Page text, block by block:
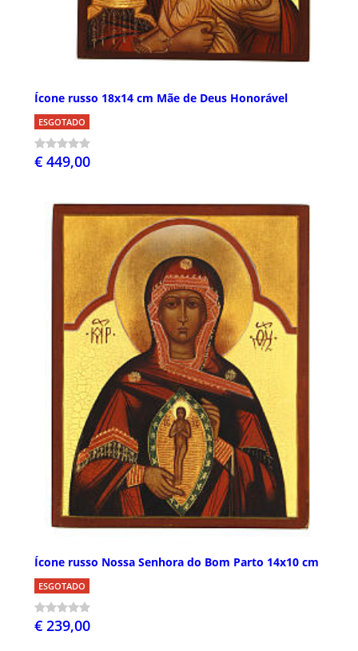
Ícone russo 18x14 cm Mãe de Deus Honorável
ESGOTADO
€ 449,00
Ícone russo Nossa Senhora do Bom Parto 14x10 cm
ESGOTADO
€ 239,00